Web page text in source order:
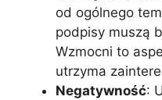
od ogólnego
podpisy muszą
Wzmocni to
utrzyma
Negatywność: